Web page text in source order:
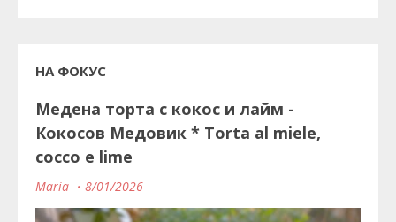
НА ФОКУС
Медена торта с кокос и лайм -
Кокосов Медовик * Torta al miele,
cocco e lime
Maria 8/01/2026